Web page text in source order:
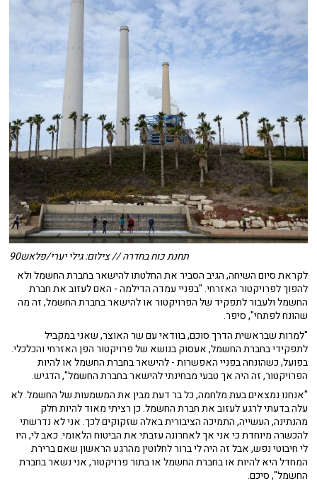
תחנת כוח בחדרה // צילום: גילי יערי/פלאש90
לקראת סיום השיחה, הגיב הסביר את החלטתו להישאר בחברת החשמל ולא
להפוך לפרויקטור האזרחי. "בפניי עמדה הדילמה - האם לעזוב את חברת
החשמל ולעבור לתפקיד של הפרויקטור או להישאר בחברת החשמל, זה מה
שהונח לפתחי", סיפר.
"למרות שבראשית הדרך סוכם, בוודאי עם שר האוצר, שאני במקביל
לתפקידי בחברת החשמל, אעסוק בנושא של פרויקטור הפן האזרחי והכלכלי.
בפועל, כשהונחה בפניי האפשרות - להישאר בחברת החשמל או להיות
הפרויקטור, זה היה אך טבעי מבחינתי להישאר בחברת החשמל", הדגיש.
"אנחנו נמצאים בעת מלחמה, כל בר דעת מבין את המשמעות של החשמל. לא
עלה בדעתי לרגע לעזוב את חברת החשמל. כן רציתי מאוד להיות חלק
מהנתינה, העשייה, התמיכה הציבורית באלה שזקוקים לכך. אני לא נדרשתי
להכשרה מיוחדת כי אני אך לאחרונה עזבתי את הביטוח הלאומי. כאב לי, היו
לי חיבוטי נפש, אבל זה היה לי ברור לחלוטין מהרגע הראשון שאם ברירת
המחדל היא להיות או בחברת החשמל או בתור פרויקטור, אני נשאר בחברת
החשמל", סיכם.